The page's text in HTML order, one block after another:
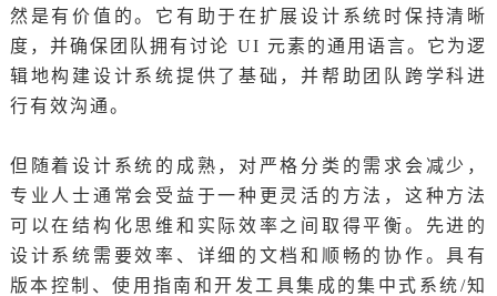
然是有价值的。它有助于在扩展设计系统时保持清晰
度，并确保团队拥有讨论 UI 元素的通用语言。它为逻
辑地构建设计系统提供了基础，并帮助团队跨学科进
行有效沟通。
但随着设计系统的成熟，对严格分类的需求会减少，
专业人士通常会受益于一种更灵活的方法，这种方法
可以在结构化思维和实际效率之间取得平衡。先进的
设计系统需要效率、详细的文档和顺畅的协作。具有
版本控制、使用指南和开发工具集成的集中式系统/知